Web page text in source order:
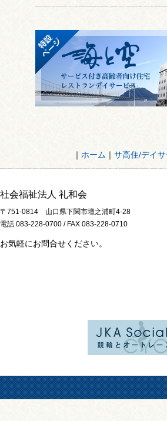
｜ ホーム ｜ サ高住/デイサ
社会福祉法人 礼和会
〒751-0814 山口県下関市壇之浦町4-28
電話 083-228-0700 / FAX 083-228-0710
お気軽にお問合せください。